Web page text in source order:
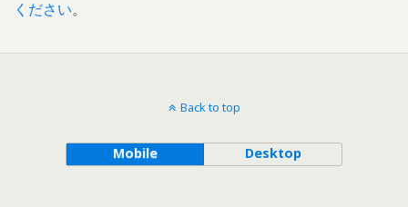
ください。
Back to top
Mobile Desktop